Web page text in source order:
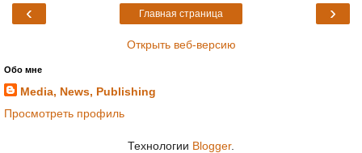
‹ ›
Главная страница
Открыть веб-версию
Обо мне
Media, News, Publishing
Просмотреть профиль
Технологии Blogger.